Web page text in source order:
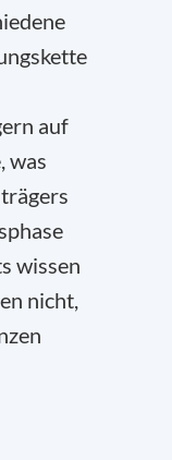
auf
was
wissen
nicht,